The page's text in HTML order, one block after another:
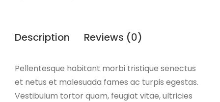
Description Reviews (0)
Pellentesque habitant morbi tristique senectus
et netus et malesuada fames ac turpis egestas.
Vestibulum tortor quam, feugiat vitae, ultricies